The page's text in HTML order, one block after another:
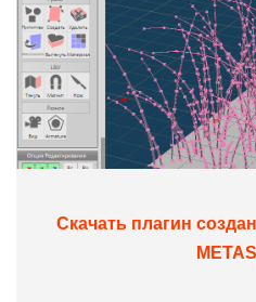
Скачать плагин